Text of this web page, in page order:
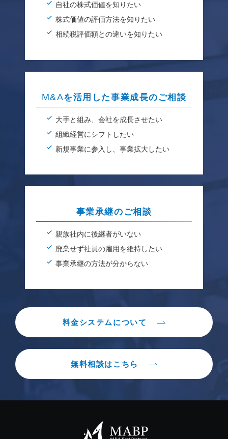
自社の株式価値を知りたい
株式価値の評価方法を知りたい
相続税評価額との違いを知りたい
M&Aを活用した事業成長のご相談
大手と組み、会社を成長させたい
組織経営にシフトしたい
新規事業に参入し、事業拡大したい
事業承継のご相談
親族社内に後継者がいない
廃業せず社員の雇用を維持したい
事業承継の方法が分からない
料金システムについて
無料相談はこちら